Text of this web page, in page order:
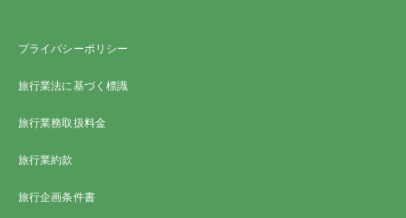
込みを受け付けます。この場合、予約の時点
日以内に、当社らに申込書の提出と申込金の
支払いを行っていただきます。この期間内に
100,000円未満
プライバシーポリシー
旅行業法に基づく標識
旅行業務取扱料金
旅行業約款
旅行企画条件書